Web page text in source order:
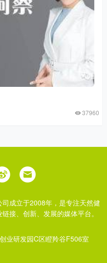
37960
成立于2008年，是专注天然健
接、创新、发展的媒体平台。
业研发园C区瞪羚谷F506室